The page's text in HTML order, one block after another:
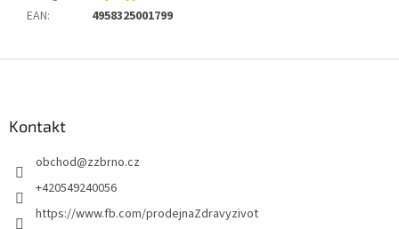
EAN: 4958325001799
Kontakt
obchod@zzbrno.cz
+420549240056
https://www.fb.com/prodejnaZdravyzivot